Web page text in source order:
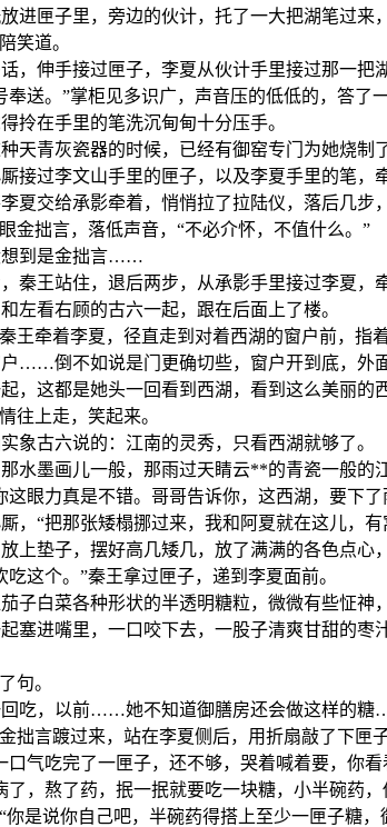
进匣子里，旁边的伙计，托了一大把湖笔过来
笑道。
，伸手接过匣子，李夏从伙计手里接过那一
送。”掌柜见多识广，声音压的低低的，答了一
拎在手里的笔洗沉甸甸十分压手。
天青灰瓷器的时候，已经有御窑专门为她烧
接过李文山手里的匣子，以及李夏手里的笔，
夏交给承影牵着，悄悄拉了拉陆仪，落后几
金拙言，落低声音，“不必介怀，不值什么。”
想到是金拙言……
秦王站住，退后两步，从承影手里接过李夏，
左看右顾的古六一起，跟在后面上了楼。
王牵着李夏，径直走到对着西湖的窗户前，指
……倒不如说是门更确切些，窗户开到底，外
，这都是她头一回看到西湖，看到这么美丽的
往上走，笑起来。
象古六说的：江南的灵秀，只看西湖就够了。
水墨画儿一般，那雨过天睛云**的青瓷一般
这眼力真是不错。哥哥告诉你，这西湖，要下
，“把那张矮榻挪过来，我和阿夏就在这儿，
上垫子，摆好高几矮几，放了满满的各色点
这个。”秦王拿过匣子，递到李夏面前。
子白菜各种形状的半透明糖粒，微微有些怔
塞进嘴里，一口咬下去，一股子清爽甘甜的枣
句。
回吃，以前……她不知道御膳房还会做这样的
拙言踱过来，站在李夏侧后，用折扇敲了下匣
气吃完了一匣子，还不够，哭着喊着要，你
，熬了药，抿一抿就要吃一块糖，小半碗药，
你是说你自己吧，半碗药得搭上至少一匣子糖